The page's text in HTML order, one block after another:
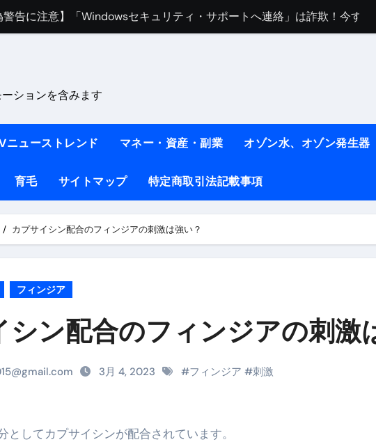
警告に注意】「Windowsセキュリティ・サポートへ連絡」は詐欺！今すぐ
回再生!!【更年期ダイエット】朝に食べるだけで痩せ体質になるタンパク
者が教える】本当に痩せる薬はコレ！ #医療ダイエット
綾が2週間で3.5kg痩せた方法 #shots
者が解説】食べたら痩せる食べ物7選 #ダイエット
イエット迷子必見】38歳人生最後のダイエット、食事はこれからやりまし
ダイエットルーティン】運動なしで2ヶ月で10kg減量した、私の痩せる9
送のフリーレン』の学び｜時間・記憶・名言・人生哲学から読み解く生き
イクル業者の無料回収・無料査定は危険？情報収集との関係と見分け方を
県震度6弱と富士山噴火の関係｜最新観測データと前兆現象を徹底解説【
同意管理ツール「STRIGHT」取り扱い開始＆リリース記念キャンペーン
ションを含みます
ニューストレンド マネー・資産・副業 オゾン水、オゾン発生器
育毛 サイトマップ 特定商取引法記載事項
カプサイシン配合のフィンジアの刺激は強い？
フィンジア
シン配合のフィンジアの刺激
3月 4, 2023 #フィンジア #刺激
分としてカプサイシンが配合されています。